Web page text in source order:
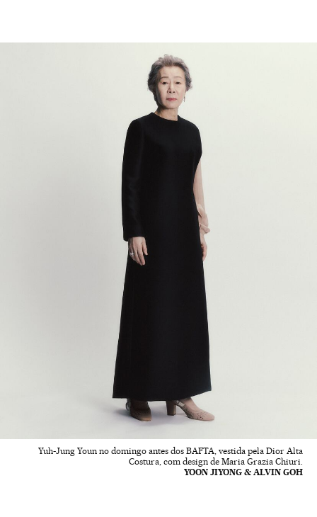
Yuh-Jung Youn no domingo antes dos BAFTA, vestida pela Dior Alta
Costura, com design de Maria Grazia Chiuri.
YOON JIYONG & ALVIN GOH